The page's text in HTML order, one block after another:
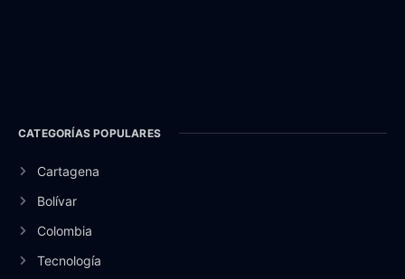
CATEGORÍAS POPULARES
Cartagena
Bolívar
Colombia
Tecnología